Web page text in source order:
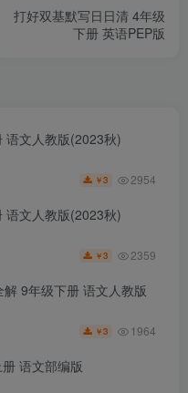
打好双基默写日日清 4年级
下册 英语PEP版
语文人教版(2023秋)
￥3 2954
语文人教版(2023秋)
￥3 2359
9年级下册 语文人教版
￥3 1964
语文部编版